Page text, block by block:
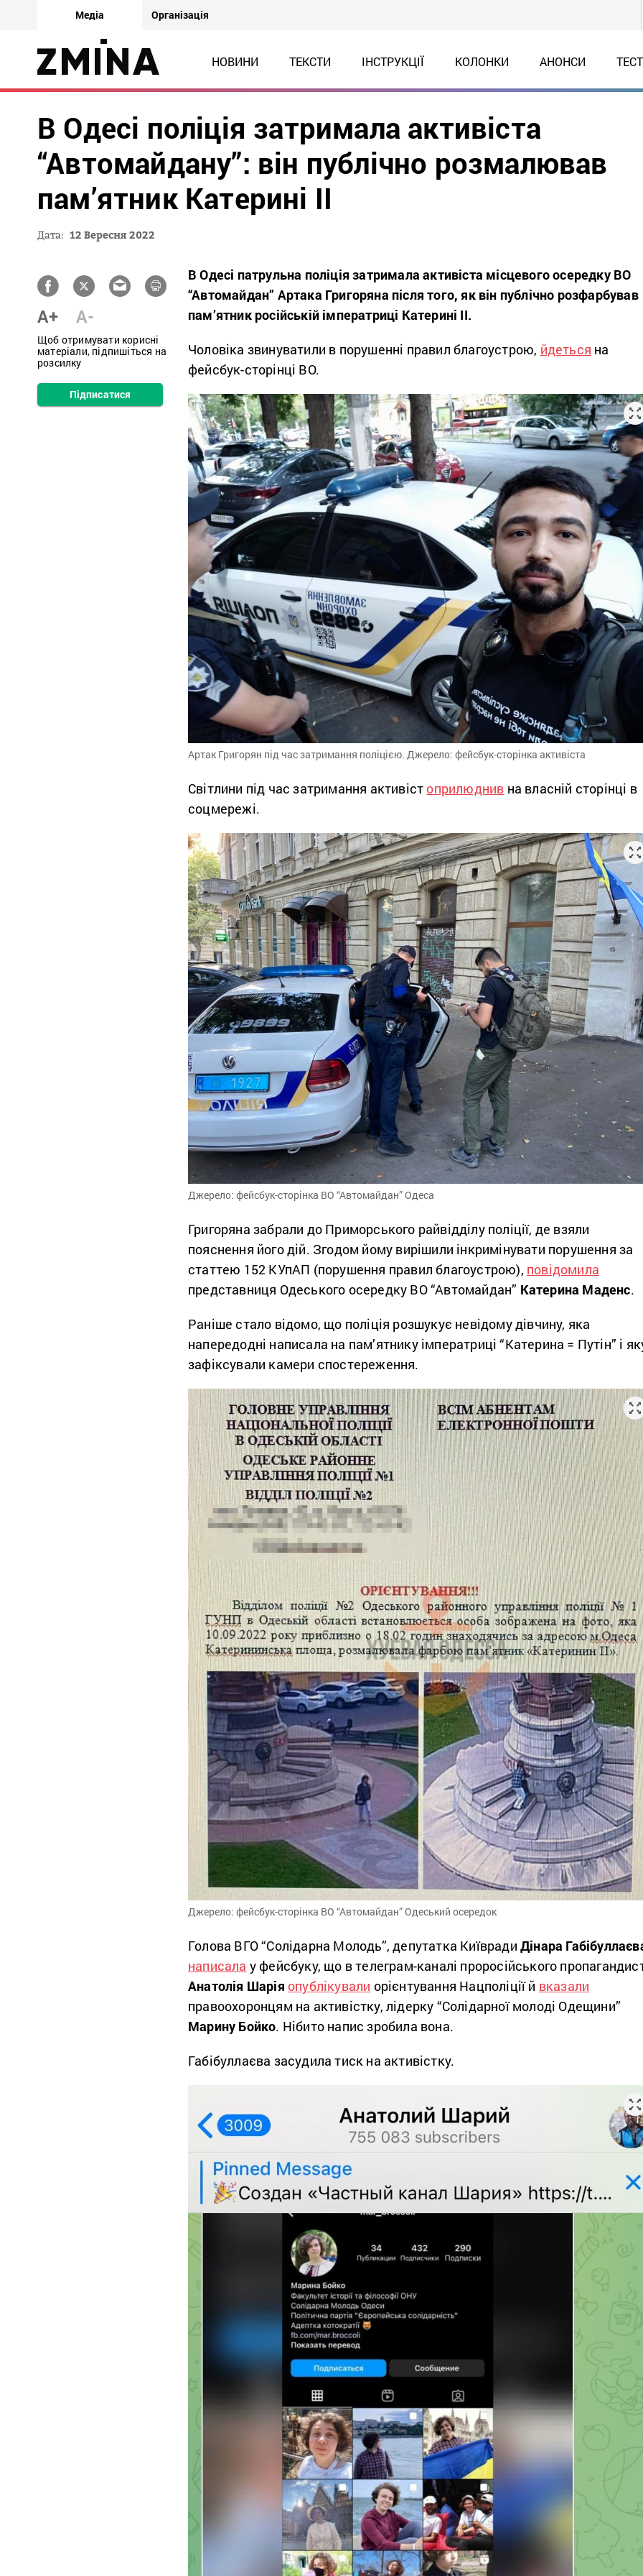
Медіа Організація
НОВИНИ ТЕКСТИ ІНСТРУКЦІЇ КОЛОНКИ АНОНСИ
В Одесі поліція затримала активіста
“Автомайдану”: він публічно розмалював
пам’ятник Катерині ІІ
Дата: 12 Вересня 2022
A+ A-
Щоб отримувати корисні
матеріали, підпишіться на
розсилку
Підписатися
В Одесі патрульна поліція затримала активіста місцевого осередку ВО
“Автомайдан” Артака Григоряна після того, як він публічно розфарбував
пам’ятник російській імператриці Катерині ІІ.
Чоловіка звинуватили в порушенні правил благоустрою, йдеться на
фейсбук-сторінці ВО.
Артак Григорян під час затримання поліцією. Джерело: фейсбук-сторінка активіста
Світлини під час затримання активіст оприлюднив на власній сторінці в
соцмережі.
Джерело: фейсбук-сторінка ВО “Автомайдан” Одеса
Григоряна забрали до Приморського райвідділу поліції, де взяли
пояснення його дій. Згодом йому вирішили інкримінувати порушення за
статтею 152 КУпАП (порушення правил благоустрою), повідомила
представниця Одеського осередку ВО “Автомайдан” Катерина Маденс.
Раніше стало відомо, що поліція розшукує невідому дівчину, яка
напередодні написала на пам’ятнику імператриці “Катерина = Путін” і
зафіксували камери спостереження.
Джерело: фейсбук-сторінка ВО “Автомайдан” Одеський осередок
Голова ВГО “Солідарна Молодь”, депутатка Київради Дінара
написала у фейсбуку, що в телеграм-каналі проросійського
Анатолія Шарія опублікували орієнтування Нацполіції й вказали
правоохоронцям на активістку, лідерку “Солідарної молоді Одещини”
Марину Бойко. Нібито напис зробила вона.
Габібуллаєва засудила тиск на активістку.